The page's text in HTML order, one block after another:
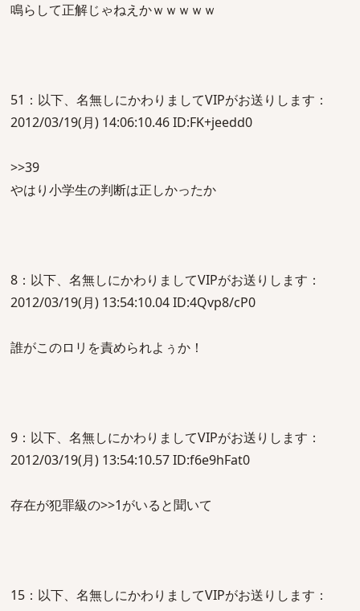
鳴らして正解じゃねえかｗｗｗｗｗ
51：以下、名無しにかわりましてVIPがお送りします：
2012/03/19(月) 14:06:10.46 ID:FK+jeedd0
>>39
やはり小学生の判断は正しかったか
8：以下、名無しにかわりましてVIPがお送りします：
2012/03/19(月) 13:54:10.04 ID:4Qvp8/cP0
誰がこのロリを責められよぅか！
9：以下、名無しにかわりましてVIPがお送りします：
2012/03/19(月) 13:54:10.57 ID:f6e9hFat0
存在が犯罪級の>>1がいると聞いて
15：以下、名無しにかわりましてVIPがお送りします：